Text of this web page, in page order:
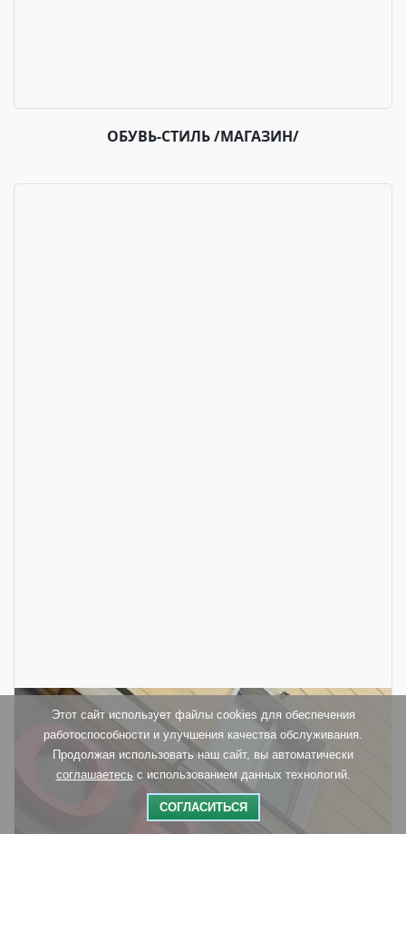
ОБУВЬ-СТИЛЬ /МАГАЗИН/
Этот сайт использует файлы cookies для обеспечения
работоспособности и улучшения качества обслуживания.
Продолжая использовать наш сайт, вы автоматически
соглашаетесь с использованием данных технологий.
СОГЛАСИТЬСЯ